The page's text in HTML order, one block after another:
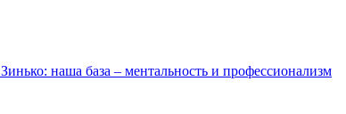
наша база – ментальность и профессионализм